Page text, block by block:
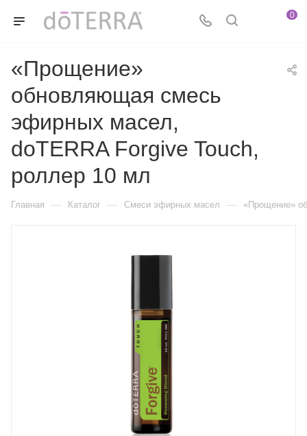
0
«Прощение»
обновляющая смесь
эфирных масел,
doTERRA Forgive Touch,
роллер 10 мл
Главная — Каталог — Смеси эфирных масел — «Прощение»